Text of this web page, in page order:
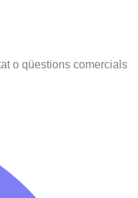
o qüestions comercials